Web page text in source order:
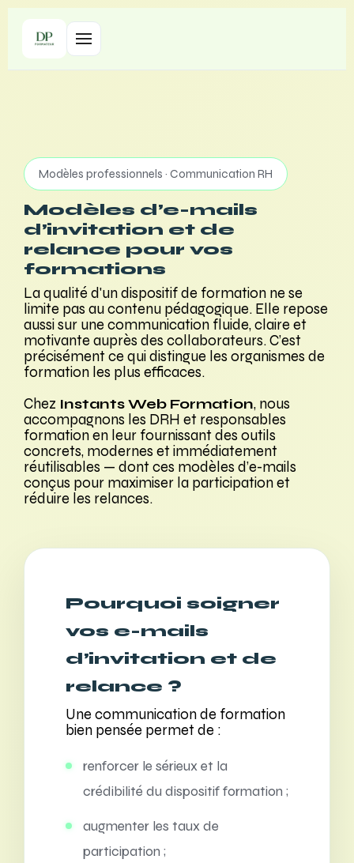
Modèles professionnels · Communication RH
Modèles d’e-mails
d’invitation et de
relance pour vos
formations
La qualité d'un dispositif de formation ne se
limite pas au contenu pédagogique. Elle repose
aussi sur une communication fluide, claire et
motivante auprès des collaborateurs. C’est
précisément ce qui distingue les organismes de
formation les plus efficaces.
Chez Instants Web Formation, nous
accompagnons les DRH et responsables
formation en leur fournissant des outils
concrets, modernes et immédiatement
réutilisables — dont ces modèles d’e-mails
conçus pour maximiser la participation et
réduire les relances.
Pourquoi soigner
vos e-mails
d’invitation et de
relance ?
Une communication de formation
bien pensée permet de :
renforcer le sérieux et la
crédibilité du dispositif formation ;
augmenter les taux de
participation ;